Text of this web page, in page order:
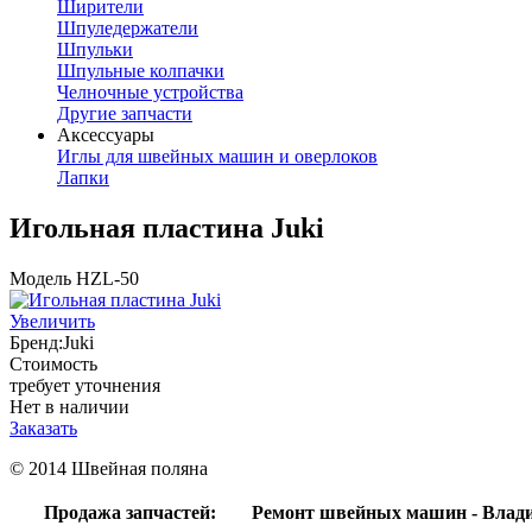
Ширители
Шпуледержатели
Шпульки
Шпульные колпачки
Челночные устройства
Другие запчасти
Аксессуары
Иглы для швейных машин и оверлоков
Лапки
Игольная пластина Juki
Модель HZL-50
Увеличить
Бренд:Juki
Стоимость
требует уточнения
Нет в наличии
Заказать
© 2014 Швейная поляна
Продажа запчастей:
Ремонт швейных машин -